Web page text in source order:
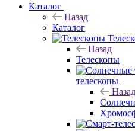
Каталог
Назад
Каталог
Назад
Телескопы
телескопы
Назад